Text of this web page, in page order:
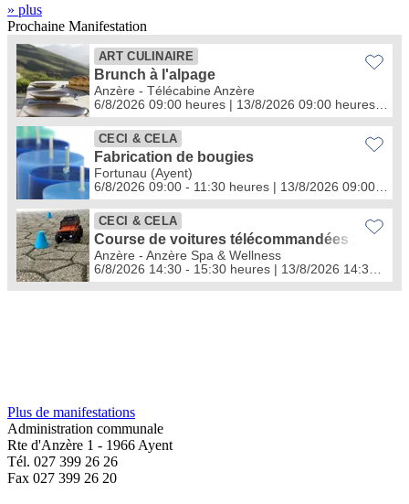
» plus
Prochaine Manifestation
Plus de manifestations
Administration communale
Rte d'Anzère 1 - 1966 Ayent
Tél. 027 399 26 26
Fax 027 399 26 20